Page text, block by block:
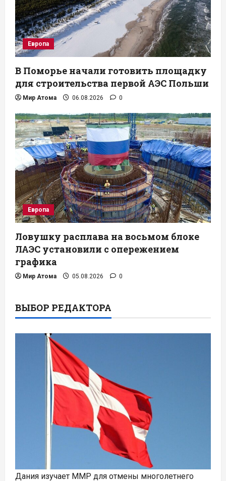
Европа
В Поморье начали готовить площадку
для строительства первой АЭС Польши
Мир Атома 06.08.2026 0
Европа
Ловушку расплава на восьмом блоке
ЛАЭС установили с опережением
графика
Мир Атома 05.08.2026 0
ВЫБОР РЕДАКТОРА
Дания изучает ММР для отмены многолетнего